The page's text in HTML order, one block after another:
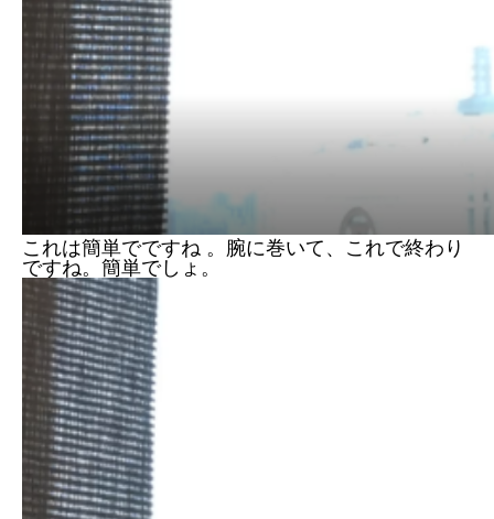
これは簡単でですね 。腕に巻いて、これで終わり
ですね。簡単でしょ。